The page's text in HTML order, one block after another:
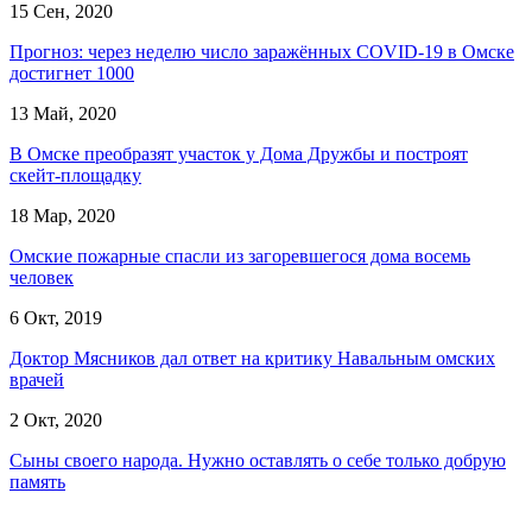
15 Сен, 2020
Прогноз: через неделю число заражённых COVID-19 в Омске
достигнет 1000
13 Май, 2020
В Омске преобразят участок у Дома Дружбы и построят
скейт-площадку
18 Мар, 2020
Омские пожарные спасли из загоревшегося дома восемь
человек
6 Окт, 2019
Доктор Мясников дал ответ на критику Навальным омских
врачей
2 Окт, 2020
Сыны своего народа. Нужно оставлять о себе только добрую
память